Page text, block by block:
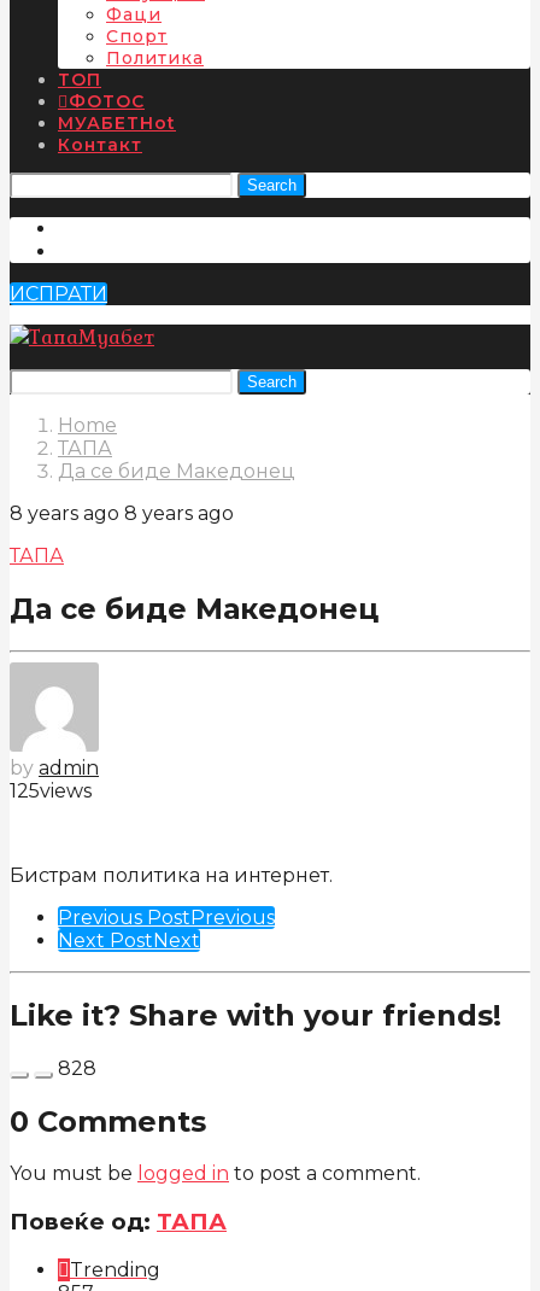
Фаци
Спорт
Политика
ТОП
ФОТОС
МУАБЕТHot
Контакт
Search
ИСПРАТИ
Search
Home
ТАПА
Да се биде Македонец
8 years ago 8 years ago
ТАПА
Да се биде Македонец
by admin
125views
Бистрам политика на интернет.
Post
Pagination
Previous PostPrevious
Next PostNext
Like it? Share with your friends!
828
0 Comments
You must be logged in to post a comment.
Повеќе од: ТАПА
Trending